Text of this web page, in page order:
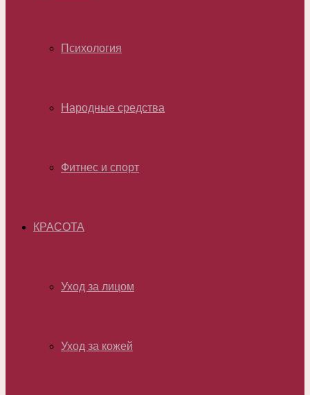
Психология
Народные средства
Фитнес и спорт
КРАСОТА
Уход за лицом
Уход за кожей